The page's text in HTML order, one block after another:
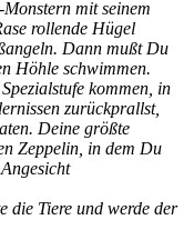
mit seinem
rollende Hügel
Dann mußt Du
Höhle schwimmen.
kommen, in
zurückprallst,
Deine größte
Zeppelin, in dem Du
die Tiere und werde der